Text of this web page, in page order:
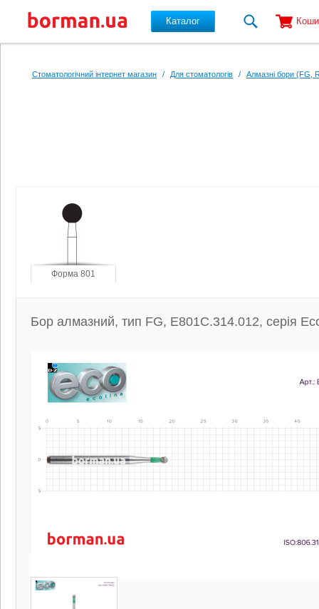
Каталог
Стоматологічний інтернет магазин / Для стоматологів / Алмазні бори (FG,
Форма 801
Бор алмазний, тип FG, E801C.314.012, серія